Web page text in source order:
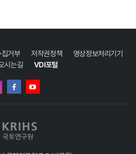
집거부 저작권정책
영상정보처리기기
시는길 VDI포털
인스타그램